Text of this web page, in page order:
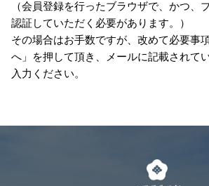
（会員登録を行ったブラウザで、かつ、
認証していただく必要があります。）
その場合はお手数ですが、改めて必要事
へ」を押して頂き、メールに記載されて
入力ください。